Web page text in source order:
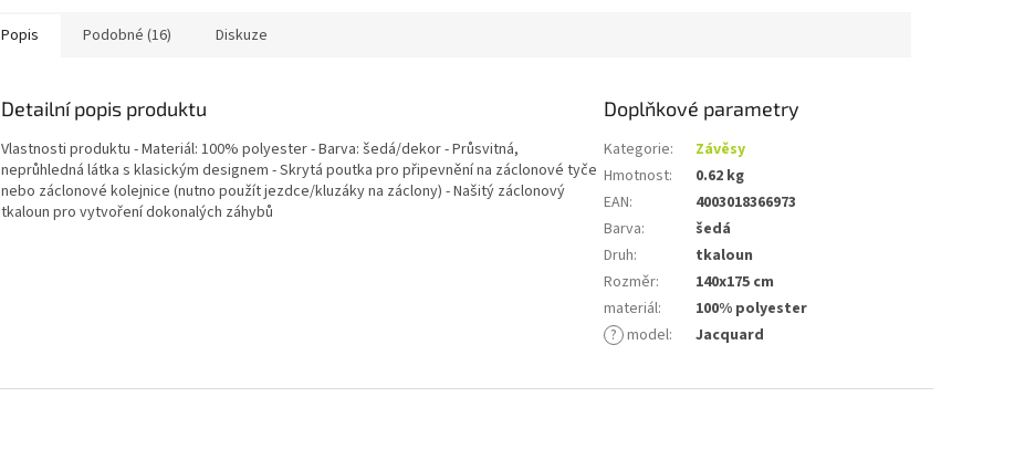
Popis Podobné (16) Diskuze
Detailní popis produktu
Vlastnosti produktu - Materiál: 100% polyester - Barva: šedá/dekor - Průsvitná,
neprůhledná látka s klasickým designem - Skrytá poutka pro připevnění na záclonové tyče
nebo záclonové kolejnice (nutno použít jezdce/kluzáky na záclony) - Našitý záclonový
tkaloun pro vytvoření dokonalých záhybů
Doplňkové parametry
Kategorie:
Závěsy
Hmotnost:
0.62 kg
EAN:
4003018366973
Barva:
šedá
Druh:
tkaloun
Rozměr:
140x175 cm
materiál:
100% polyester
? model: Jacquard